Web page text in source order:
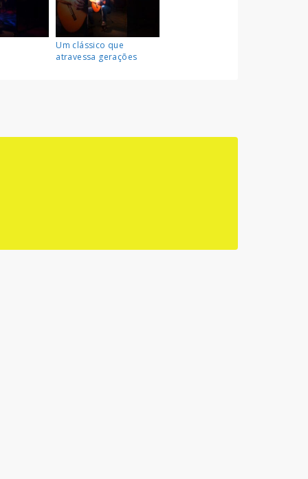
Um clássico que
atravessa gerações